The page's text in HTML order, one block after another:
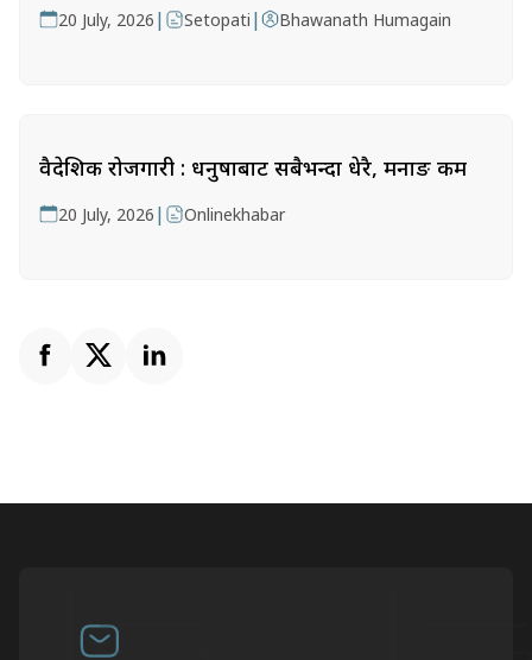
20 July, 2026 | Setopati | Bhawanath Humagain
वैदेशिक रोजगारी : धनुषाबाट सबैभन्दा धेरै, मनाङ कम
20 July, 2026 | Onlinekhabar